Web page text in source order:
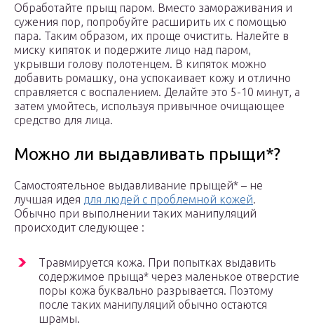
Обработайте прыщ паром. Вместо замораживания и
сужения пор, попробуйте расширить их с помощью
пара. Таким образом, их проще очистить. Налейте в
миску кипяток и подержите лицо над паром,
укрывши голову полотенцем. В кипяток можно
добавить ромашку, она успокаивает кожу и отлично
справляется с воспалением. Делайте это 5-10 минут, а
затем умойтесь, используя привычное очищающее
средство для лица.
Можно ли выдавливать прыщи*?
Самостоятельное выдавливание прыщей* – не
лучшая идея для людей с проблемной кожей.
Обычно при выполнении таких манипуляций
происходит следующее :
Травмируется кожа. При попытках выдавить
содержимое прыща* через маленькое отверстие
поры кожа буквально разрывается. Поэтому
после таких манипуляций обычно остаются
шрамы.